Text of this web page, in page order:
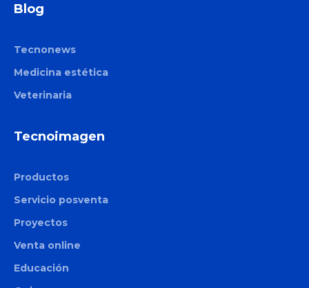
Blog
Tecnonews
Medicina estética
Veterinaria
Tecnoimagen
Productos
Servicio posventa
Proyectos
Venta online
Educación